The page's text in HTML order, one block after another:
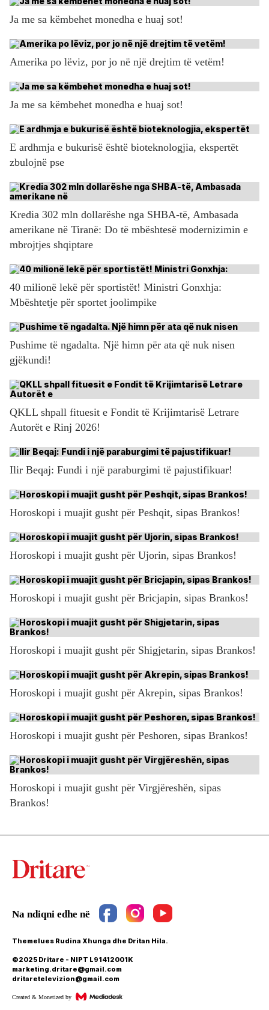
Ja me sa këmbehet monedha e huaj sot!
Amerika po lëviz, por jo në një drejtim të vetëm!
Ja me sa këmbehet monedha e huaj sot!
E ardhmja e bukurisë është bioteknologjia, ekspertët
zbulojnë pse
Kredia 302 mln dollarëshe nga SHBA-të, Ambasada
amerikane në Tiranë: Do të mbështesë modernizimin e
mbrojtjes shqiptare
40 milionë lekë për sportistët! Ministri Gonxhja:
Mbështetje për sportet joolimpike
Pushime të ngadalta. Një himn për ata që nuk nisen
gjëkundi!
QKLL shpall fituesit e Fondit të Krijimtarisë Letrare
Autorët e Rinj 2026!
Ilir Beqaj: Fundi i një paraburgimi të pajustifikuar!
Horoskopi i muajit gusht për Peshqit, sipas Brankos!
Horoskopi i muajit gusht për Ujorin, sipas Brankos!
Horoskopi i muajit gusht për Bricjapin, sipas Brankos!
Horoskopi i muajit gusht për Shigjetarin, sipas Brankos!
Horoskopi i muajit gusht për Akrepin, sipas Brankos!
Horoskopi i muajit gusht për Peshoren, sipas Brankos!
Horoskopi i muajit gusht për Virgjëreshën, sipas
Brankos!
Themelues Rudina Xhunga dhe Dritan Hila.
©2025 Dritare - NIPT L91412001K
marketing.dritare@gmail.com
dritaretelevizion@gmail.com
Created & Monetized by